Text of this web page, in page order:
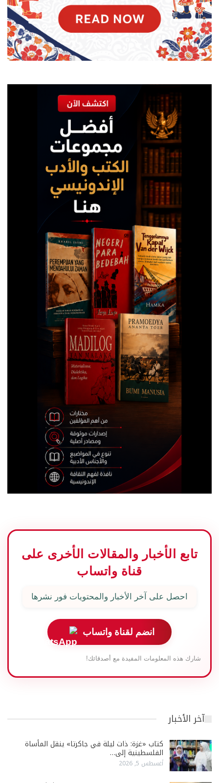
تابع الأخبار والمقالات الأخرى على
قناة واتساب
احصل على آخر الأخبار والمحتويات فور نشرها
انضم لقناة واتساب
شارك هذه المعلومات المفيدة مع أصدقائك!
آخر الأخبار
كتاب «غزة: ذات ليلة في جاكرتا» ينقل المأساة
الفلسطينية إلى…
أغسطس 5, 2026